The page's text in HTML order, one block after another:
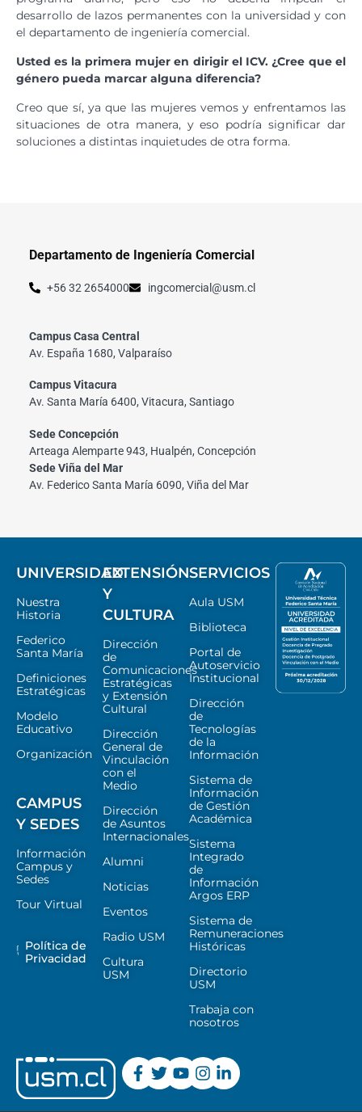
desarrollo de lazos permanentes con la universidad y con
el departamento de ingeniería comercial.
Usted es la primera mujer en dirigir el ICV. ¿Cree que el
género pueda marcar alguna diferencia?
Creo que sí, ya que las mujeres vemos y enfrentamos las
situaciones de otra manera, y eso podría significar dar
soluciones a distintas inquietudes de otra forma.
Departamento de Ingeniería Comercial
+56 32 2654000 ingcomercial@usm.cl
Campus Casa Central
Av. España 1680, Valparaíso
Campus Vitacura
Av. Santa María 6400, Vitacura, Santiago
Sede Concepción
Arteaga Alemparte 943, Hualpén, Concepción
Sede Viña del Mar
Av. Federico Santa María 6090, Viña del Mar
UNIVERSIDAD
Nuestra
Historia
Federico
Santa María
Definiciones
Estratégicas
Modelo
Educativo
Organización
CAMPUS
Y SEDES
Información
Campus y
Sedes
Tour Virtual
Política de
Privacidad
EXTENSIÓN
Y
CULTURA
Dirección
de
Comunicaciones
Estratégicas
y Extensión
Cultural
Dirección
General de
Vinculación
con el
Medio
Dirección
de Asuntos
Internacionales
Alumni
Noticias
Eventos
Radio USM
Cultura
USM
SERVICIOS
Aula USM
Biblioteca
Portal de
Autoservicio
Institucional
Dirección
de
Tecnologías
de la
Información
Sistema de
Información
de Gestión
Académica
Sistema
Integrado
de
Información
Argos ERP
Sistema de
Remuneraciones
Históricas
Directorio
USM
Trabaja con
nosotros